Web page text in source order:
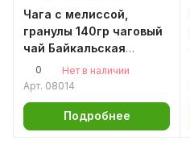
Чага с мелиссой,
гранулы 140гр чаговый
чай Байкальская
легенда
0
Нет в наличии
Арт. 08014
Подробнее